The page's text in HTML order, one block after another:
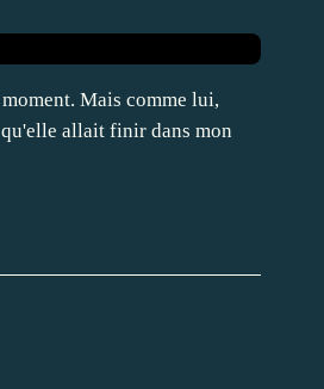
Mais comme lui,
allait finir dans mon